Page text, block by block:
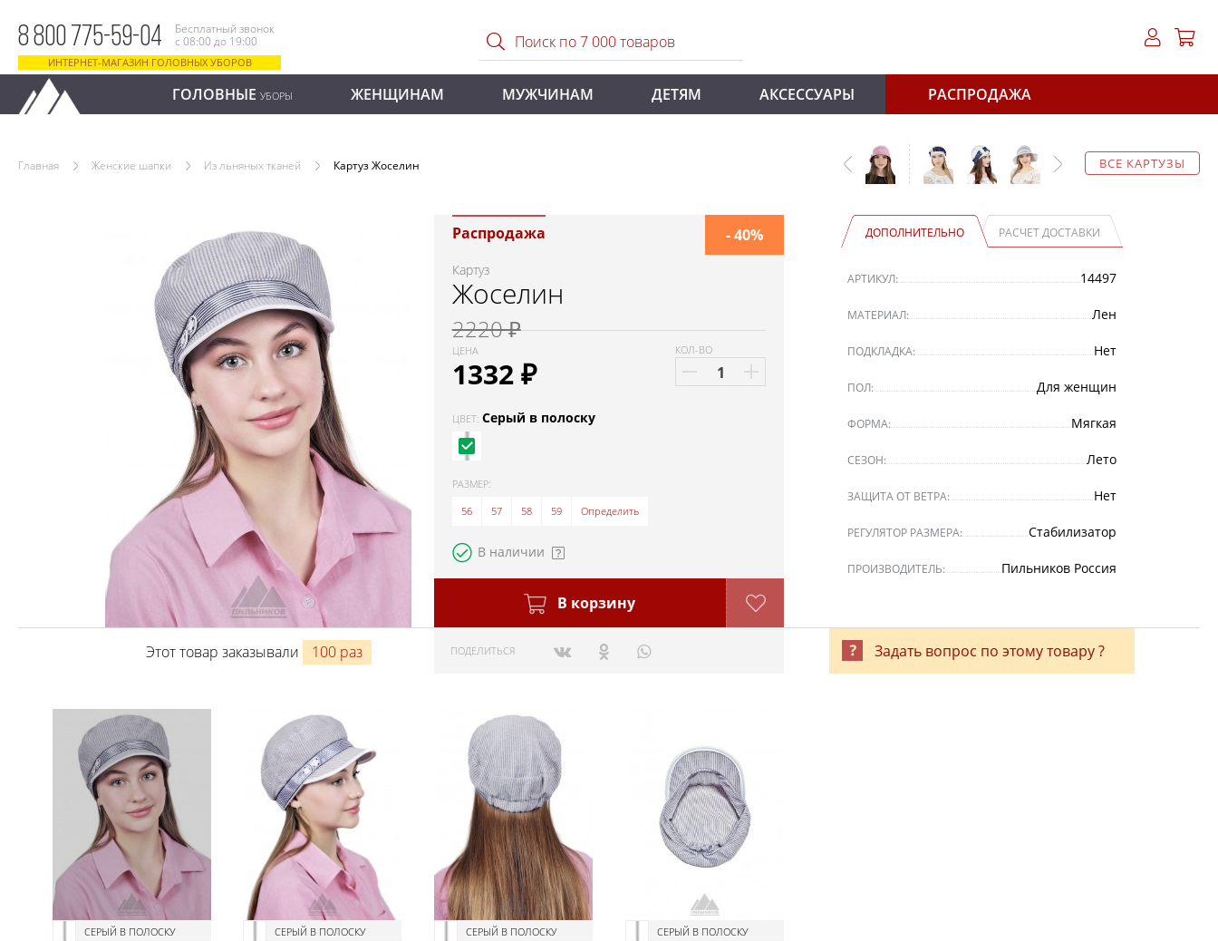
8 800 775-59-04
Бесплатный звонок
с 08:00 до 19:00
ИНТЕРНЕТ-МАГАЗИН ГОЛОВНЫХ УБОРОВ
ГОЛОВНЫЕ УБОРЫ ЖЕНЩИНАМ МУЖЧИНАМ ДЕТЯМ АКСЕССУАРЫ РАСПРОДАЖА
ВСЕ КАРТУЗЫ
Главная Женские шапки Из льняных тканей Картуз Жоселин
Распродажа
Картуз
Жоселин
2220 ₽
ЦЕНА
1332₽
- 40%
КОЛ-ВО
ЦВЕТ: Серый в полоску
РАЗМЕР:
56
57 58 59 Определить
В наличии
В корзину
ПОДЕЛИТЬСЯ
ДОПОЛНИТЕЛЬНО РАСЧЕТ ДОСТАВКИ
АРТИКУЛ: 14497
МАТЕРИАЛ: Лен
ПОДКЛАДКА: Нет
ПОЛ: Для женщин
ФОРМА: Мягкая
СЕЗОН: Лето
ЗАЩИТА ОТ ВЕТРА: Нет
РЕГУЛЯТОР РАЗМЕРА: Стабилизатор
ПРОИЗВОДИТЕЛЬ: Пильников Россия
Этот товар заказывали 100 раз Задать вопрос по этому товару ?
СЕРЫЙ В ПОЛОСКУ СЕРЫЙ В ПОЛОСКУ СЕРЫЙ В ПОЛОСКУ СЕРЫЙ В ПОЛОСКУ